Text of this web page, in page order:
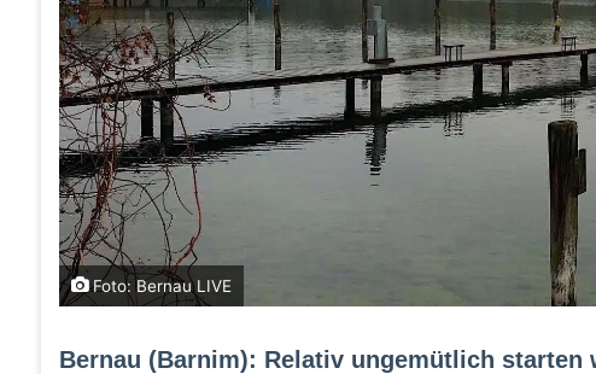
Foto: Bernau LIVE
Bernau (Barnim): Relativ ungemütlich